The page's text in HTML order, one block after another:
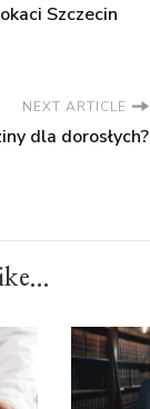
Szczecin
NEXT ARTICLE
dla dorosłych?